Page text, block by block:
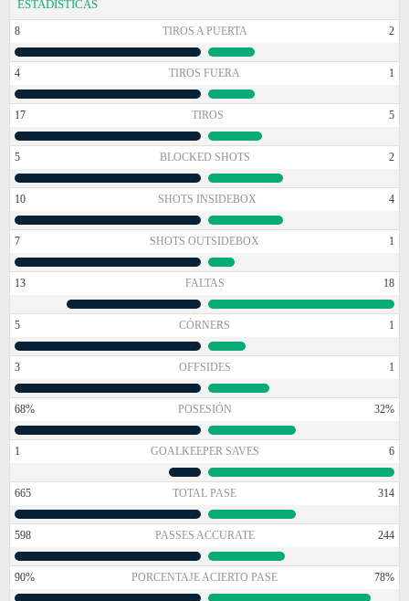
ESTADÍSTICAS
8 TIROS A PUERTA 2
4 TIROS FUERA 1
17 TIROS 5
5 BLOCKED SHOTS 2
10 SHOTS INSIDEBOX 4
7 SHOTS OUTSIDEBOX 1
13 FALTAS 18
5 CÓRNERS 1
3 OFFSIDES 1
68% POSESIÓN 32%
1 GOALKEEPER SAVES 6
665 TOTAL PASE 314
598 PASSES ACCURATE 244
90% PORCENTAJE ACIERTO PASE 78%